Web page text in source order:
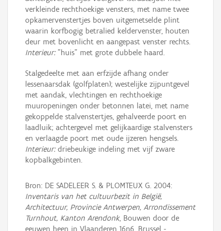
verkleinde rechthoekige vensters, met name twee
opkamervenstertjes boven uitgemetselde plint
waarin korfbogig betralied keldervenster, houten
deur met bovenlicht en aangepast venster rechts.
Interieur:"huis" met grote dubbele haard.
Stalgedeelte met aan erfzijde afhang onder
lessenaarsdak (golfplaten); westelijke zijpuntgevel
met aandak, vlechtingen en rechthoekige
muuropeningen onder betonnen latei, met name
gekoppelde stalvenstertjes, gehalveerde poort en
laadluik; achtergevel met gelijkaardige stalvensters
en verlaagde poort met oude ijzeren hengsels.
Interieur:driebeukige indeling met vijf zware
kopbalkgebinten.
Bron: DE SADELEER S. & PLOMTEUX G. 2004:
Inventaris van het cultuurbezit in België,
Architectuur, Provincie Antwerpen, Arrondissement
Turnhout, Kanton Arendonk, Bouwen door de
eeuwen heen in Vlaanderen 16n6, Brussel -